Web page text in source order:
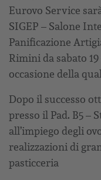
Eurovo Service
SIGEP – Salone
Panificazione
Rimini da sabato
occasione della
Dopo il successo
presso il Pad. B5 –
all’impiego degli
realizzazioni di
pasticceria